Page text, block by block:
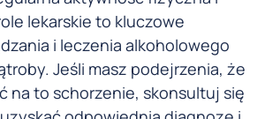
lekarskie to kluczowe
i leczenia alkoholowego
Jeśli masz podejrzenia, że
na to schorzenie, skonsultuj się